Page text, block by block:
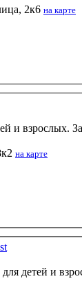
2к6 на карте
и взрослых.
на карте
для детей и